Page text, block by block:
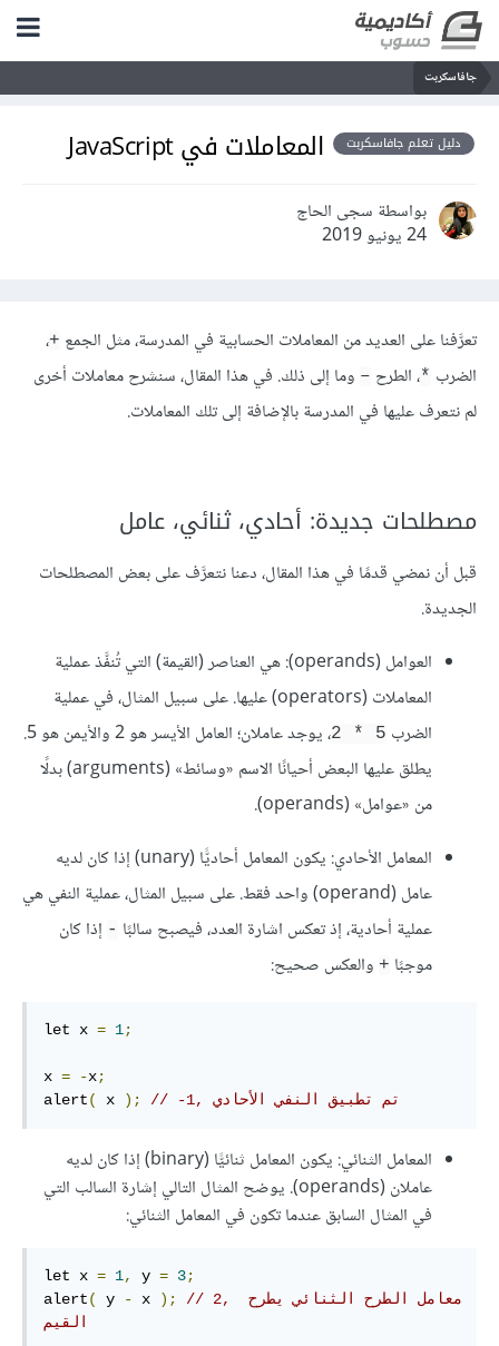
جافاسكربت
دليل تعلم جافاسكربت المعاملات في JavaScript
بواسطة سجى الحاج
24 يونيو 2019
تعرَّفنا على العديد من المعاملات الحسابية في المدرسة، مثل الجمع +،
الضرب *، الطرح – وما إلى ذلك. في هذا المقال، سنشرح معاملات أخرى
لم نتعرف عليها في المدرسة بالإضافة إلى تلك المعاملات.
مصطلحات جديدة: أحادي، ثنائي، عامل
قبل أن نمضي قدمًا في هذا المقال، دعنا نتعرَّف على بعض المصطلحات
الجديدة.
العوامل (operands): هي العناصر (القيمة) التي تُنفَّذ عملية
المعاملات (operators) عليها. على سبيل المثال، في عملية
الضرب 5 * 2
، يوجد عاملان؛ العامل الأيسر هو 2 والأيمن هو 5.
يطلق عليها البعض أحيانًا الاسم «وسائط» (arguments) بدلًا
من «عوامل» (operands).
المعامل الأحادي: يكون المعامل أحاديًّا (unary) إذا كان لديه
عامل (operand) واحد فقط. على سبيل المثال، عملية النفي هي
عملية أحادية، إذ تعكس اشارة العدد، فيصبح سالبًا - إذا كان
موجبًا + والعكس صحيح:
let x = 1;
x = -x;
alert( x ); // -1, تم تطبيق النفي الأحادي
المعامل الثنائي: يكون المعامل ثنائيًّا (binary) إذا كان لديه
عاملان (operands). يوضح المثال التالي إشارة السالب التي
في المثال السابق عندما تكون في المعامل الثنائي:
let x = 1, y = 3;
alert( y - x );
// 2, معامل الطرح الثنائي يطرح
القيم